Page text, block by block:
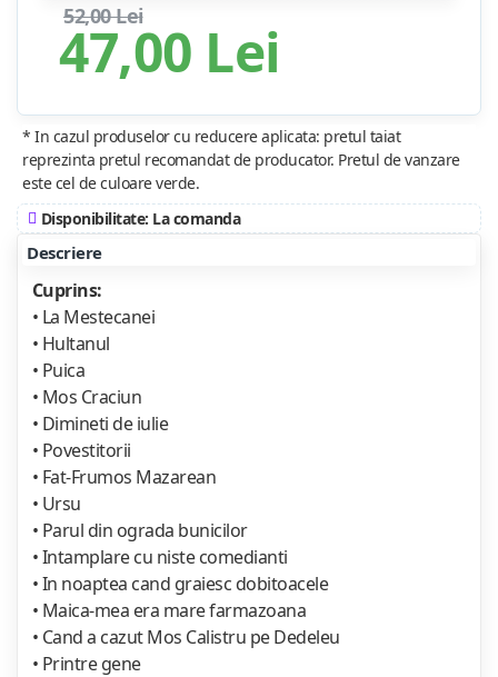
47,00 Lei
52,00 Lei
* In cazul produselor cu reducere aplicata: pretul taiat
reprezinta pretul recomandat de producator. Pretul de vanzare
este cel de culoare verde.
Disponibilitate: La comanda
Descriere
Cuprins:
• La Mestecanei
• Hultanul
• Puica
• Mos Craciun
• Dimineti de iulie
• Povestitorii
• Fat-Frumos Mazarean
• Ursu
• Parul din ograda bunicilor
• Intamplare cu niste comedianti
• In noaptea cand graiesc dobitoacele
• Maica-mea era mare farmazoana
• Cand a cazut Mos Calistru pe Dedeleu
• Printre gene